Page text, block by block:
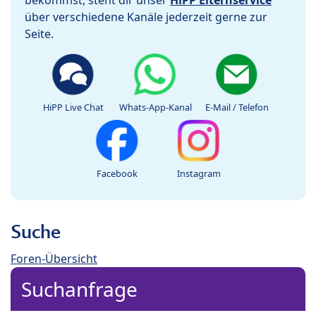
über verschiedene Kanäle jederzeit gerne zur
Seite.
HiPP Live Chat Whats-App-Kanal E-Mail / Telefon
Facebook Instagram
Suche
Foren-Übersicht
Suchanfrage